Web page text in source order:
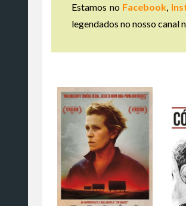
Estamos no Facebook,
legendados no nosso canal